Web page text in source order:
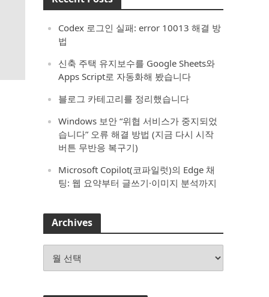
Codex 로그인 실패: error 10013 해결 방
법
신축 주택 유지보수를 Google Sheets와
Apps Script로 자동화해 봤습니다
블로그 카테고리를 정리했습니다
Windows 보안 “위협 서비스가 중지되었
습니다” 오류 해결 방법 (지금 다시 시작
버튼 무반응 복구기)
Microsoft Copilot(코파일럿)의 Edge 채
팅: 웹 요약부터 글쓰기·이미지 분석까지
Archives